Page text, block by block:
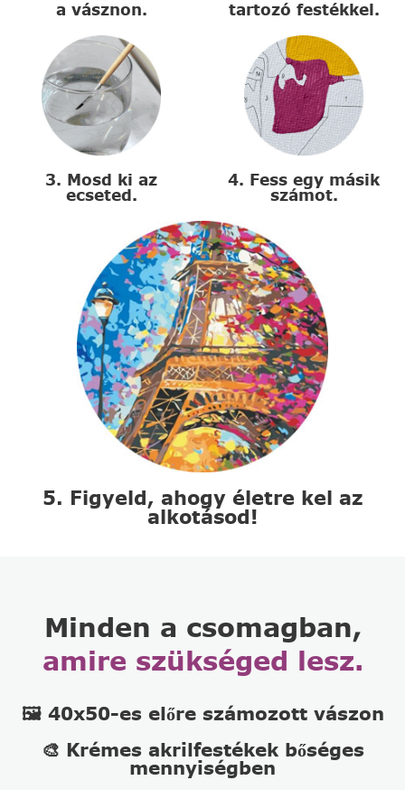
a vásznon. tartozó festékkel.
3. Mosd ki az
ecseted.
4. Fess egy másik
számot.
5. Figyeld, ahogy életre kel az
alkotásod!
Minden a csomagban,
amire szükséged lesz.
🖼️ 40x50-es előre számozott vászon
🎨 Krémes akrilfestékek bőséges
mennyiségben